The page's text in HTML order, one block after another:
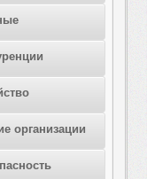
организации